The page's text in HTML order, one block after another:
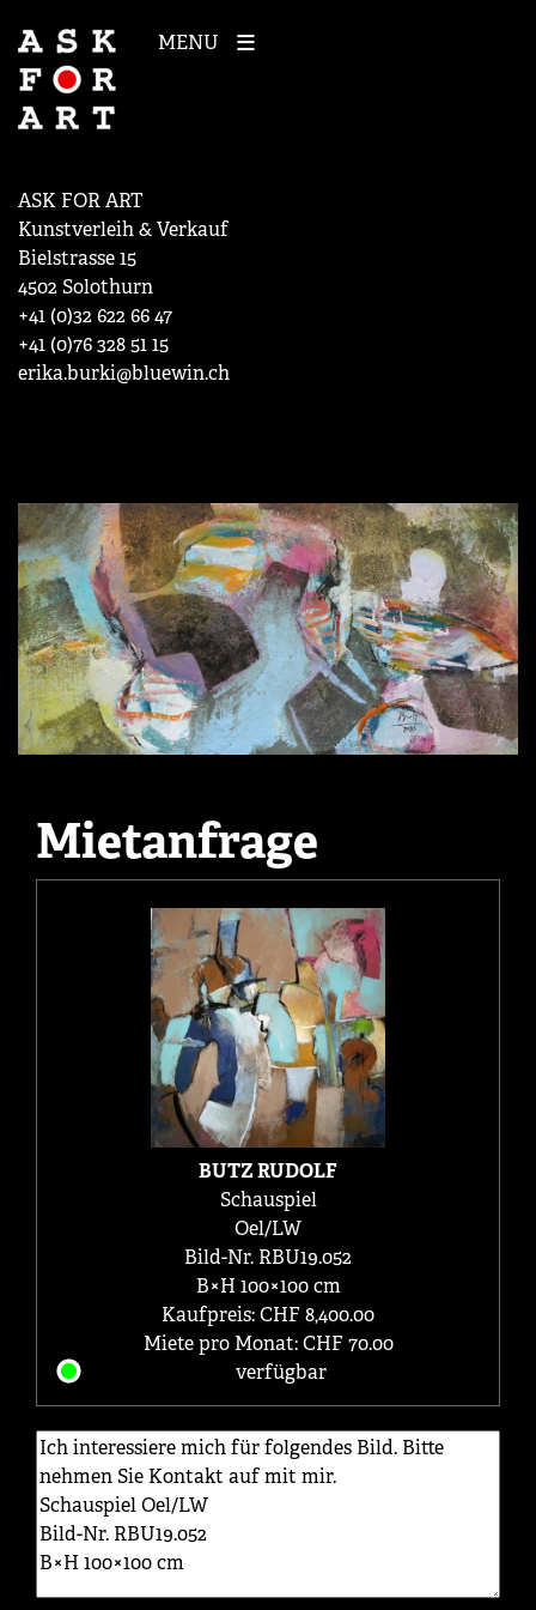
MENU
ASK FOR ART
Kunstverleih & Verkauf
Bielstrasse 15
4502 Solothurn
+41 (0)32 622 66 47
+41 (0)76 328 51 15
erika.burki@bluewin.ch
Mietanfrage
BUTZ RUDOLF
Schauspiel
Oel/LW
Bild-Nr. RBU19.052
B×H 100×100 cm
Kaufpreis: CHF 8,400.00
Miete pro Monat: CHF 70.00
verfügbar